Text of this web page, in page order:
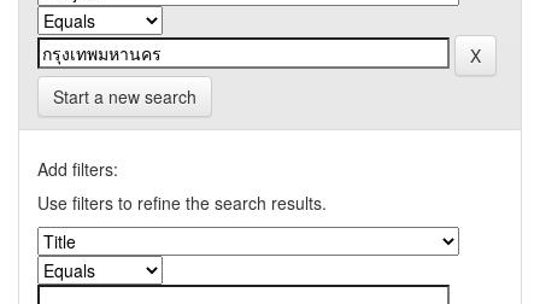
Start a new search
Add filters:
Use filters to refine the search results.